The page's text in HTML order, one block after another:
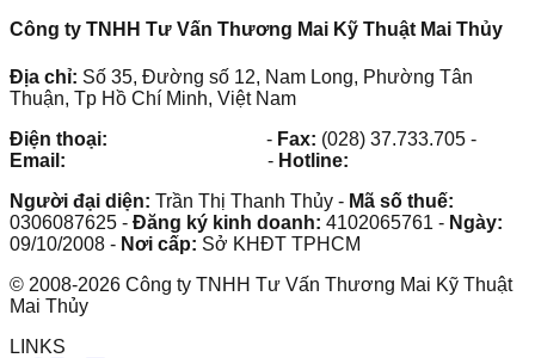
Công ty TNHH Tư Vấn Thương Mai Kỹ Thuật Mai Thủy
Địa chỉ: Số 35, Đường số 12, Nam Long, Phường Tân
Thuận, Tp Hồ Chí Minh, Việt Nam
Điện thoại:
- Fax: (028) 37.733.705 -
Email:
- Hotline:
Người đại diện: Trần Thị Thanh Thủy - Mã số thuế:
0306087625 - Đăng ký kinh doanh: 4102065761 - Ngày:
09/10/2008 - Nơi cấp: Sở KHĐT TPHCM
© 2008-2026 Công ty TNHH Tư Vấn Thương Mai Kỹ Thuật
Mai Thủy
LINKS